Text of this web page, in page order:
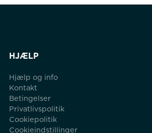
HJÆLP
Hjælp og info
Kontakt
Betingelser
Privatlivspolitik
Cookiepolitik
Cookieindstillinger